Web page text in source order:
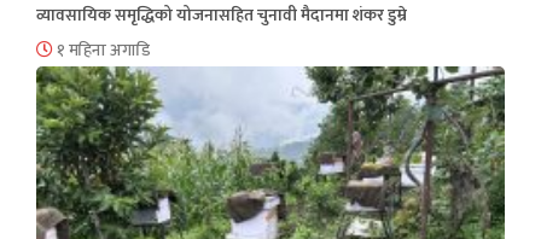
व्यावसायिक समृद्धिको योजनासहित चुनावी मैदानमा शंकर डुम्रे
१ महिना अगाडि